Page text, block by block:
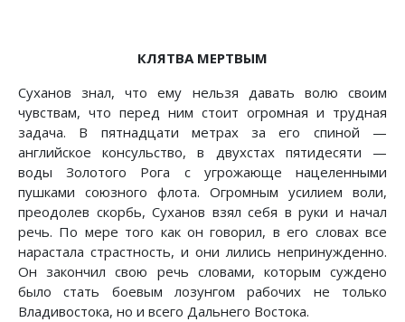
КЛЯТВА МЕРТВЫМ
Суханов знал, что ему нельзя давать волю своим
чувствам, что перед ним стоит огромная и трудная
задача. В пятнадцати метрах за его спиной —
английское консульство, в двухстах пятидесяти —
воды Золотого Рога с угрожающе нацеленными
пушками союзного флота. Огромным усилием воли,
преодолев скорбь, Суханов взял себя в руки и начал
речь. По мере того как он говорил, в его словах все
нарастала страстность, и они лились непринужденно.
Он закончил свою речь словами, которым суждено
было стать боевым лозунгом рабочих не только
Владивостока, но и всего Дальнего Востока.